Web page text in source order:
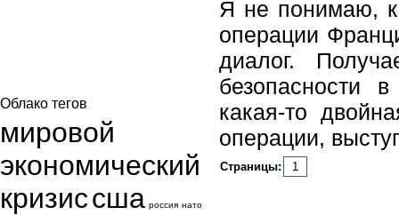
Я не понимаю,
операции
диалог.
безопасности
какая-то
операции,
Страницы: 1
Облако тегов
мировой
экономический
кризиссша россия нато